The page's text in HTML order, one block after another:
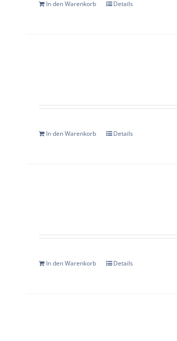
In den Warenkorb Details
In den Warenkorb Details
In den Warenkorb Details